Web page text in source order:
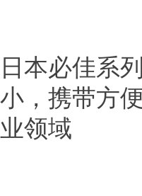
日本必佳系
小，携带方
业领域